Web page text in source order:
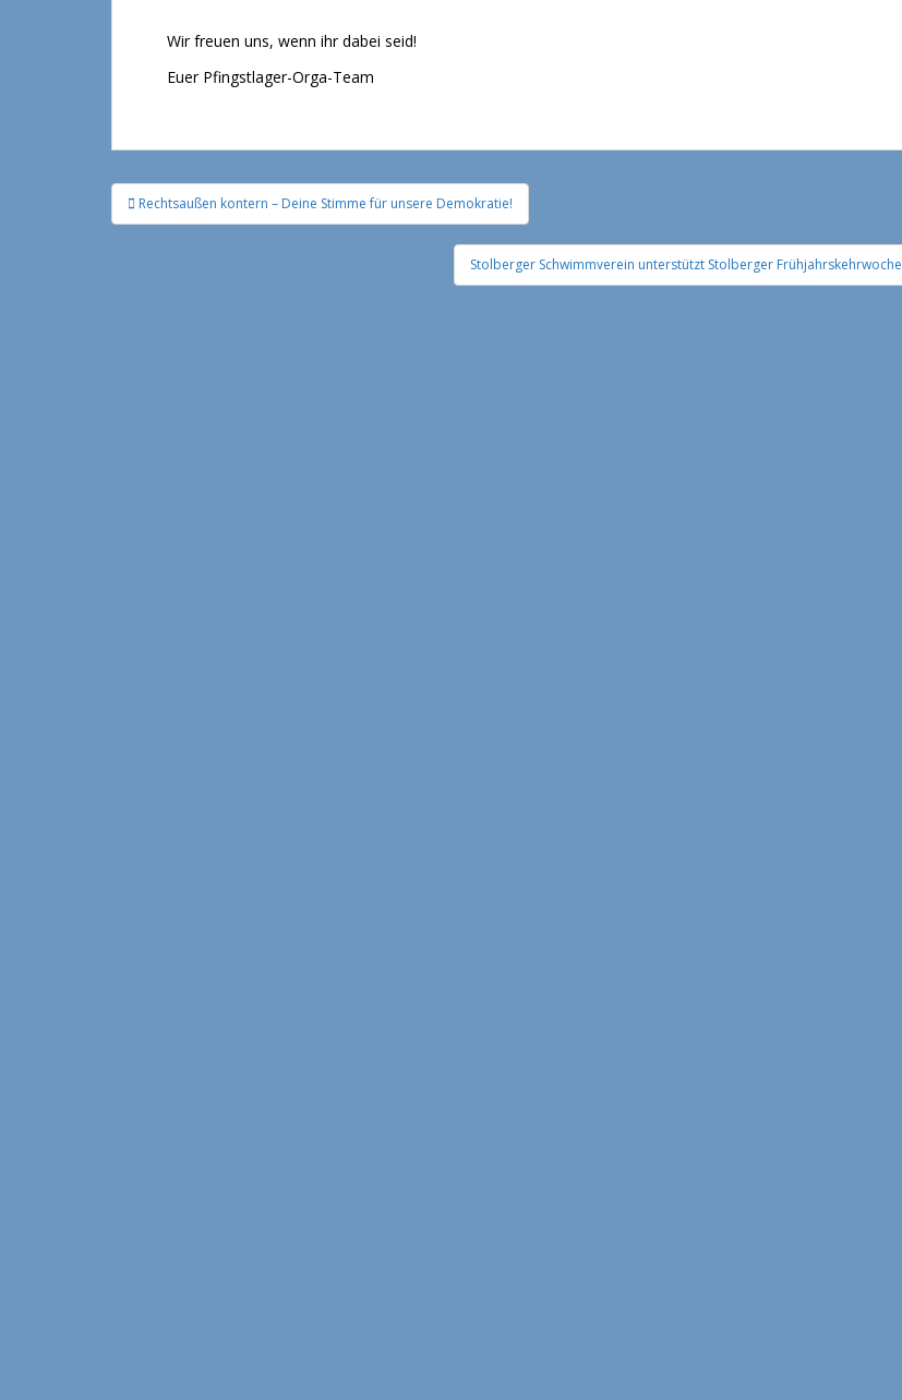
Wir freuen uns, wenn ihr dabei seid!
Euer Pfingstlager-Orga-Team
Beitragsnavigation
Rechtsaußen kontern – Deine Stimme für unsere Demokratie!
Stolberger Schwimmverein unterstützt Stolberger Frühjahrskehrwoche